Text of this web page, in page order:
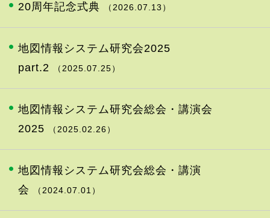
20周年記念式典 （2026.07.13）
地図情報システム研究会2025
part.2
（2025.07.25）
地図情報システム研究会総会・講演会
2025
（2025.02.26）
地図情報システム研究会総会・講演
会
（2024.07.01）